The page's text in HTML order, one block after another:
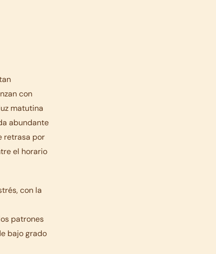
con
matutina
abundante
retrasa por
el horario
con la
patrones
bajo grado